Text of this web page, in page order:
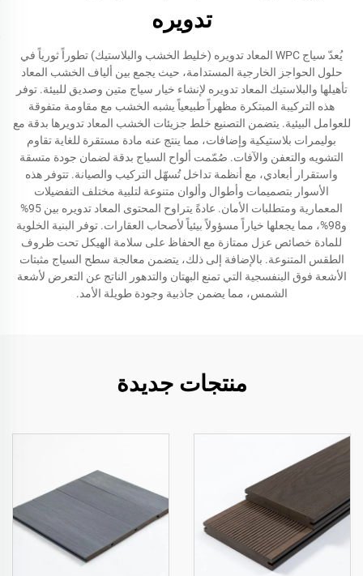
تدويره
يُعدّ سياج WPC المعاد تدويره (خليط الخشب والبلاستيك) تطوراً ثورياً في
حلول الحواجز الخارجية المستدامة، حيث يجمع بين ألياف الخشب المعاد
تأهيلها والبلاستيك المعاد تدويره لإنشاء خيار سياج متين وصديق للبيئة. توفر
هذه التركيبة المبتكرة مظهراً طبيعياً يشبه الخشب مع مقاومة متفوقة
للعوامل البيئية. يتضمن التصنيع خلط جزيئات الخشب المعاد تدويرها بدقة مع
بوليمرات بلاستيكية وإضافات، مما ينتج عنه مادة مستقرة للغاية تقاوم
التشويه والتعفن والآفات. صُمّمت ألواح السياج بدقة لضمان جودة متسقة
واستقرار أبعادي، مع أنظمة تداخل تُسهّل التركيب والصيانة. تتوفر هذه
الأسوار بتصميمات وأطوال وألوان متنوعة لتلبية مختلف التفضيلات
المعمارية ومتطلبات الأمان. عادةً يتراوح المحتوى المعاد تدويره بين 95%
و98%، مما يجعلها خياراً مسؤولاً بيئياً لأصحاب العقارات. توفر البنية الخلوية
للمادة خصائص عزل ممتازة مع الحفاظ على سلامة الهيكل تحت ظروف
الطقس المتنوعة. بالإضافة إلى ذلك، يتضمن معالجة سطح السياج مثبتات
الأشعة فوق البنفسجية التي تمنع البهتان والتدهور الناتج عن التعرض لأشعة
الشمس، مما يضمن جاذبية وجودة طويلة الأمد.
منتجات جديدة